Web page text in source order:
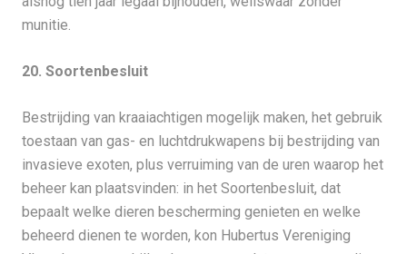
munitie.
20. Soortenbesluit
Bestrijding van kraaiachtigen mogelijk maken, het gebruik
toestaan van gas- en luchtdrukwapens bij bestrijding van
invasieve exoten, plus verruiming van de uren waarop het
beheer kan plaatsvinden: in het Soortenbesluit, dat
bepaalt welke dieren bescherming genieten en welke
beheerd dienen te worden, kon Hubertus Vereniging